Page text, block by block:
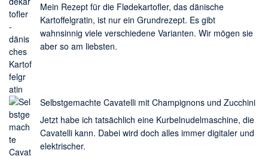
Mein Rezept für die Flødekartofler, das dänische
Kartoffelgratin, ist nur ein Grundrezept. Es gibt
wahnsinnig viele verschiedene Varianten. Wir mögen sie
aber so am liebsten.
Selbstgemachte Cavatelli mit Champignons und Zucchini
Jetzt habe ich tatsächlich eine Kurbelnudelmaschine, die
Cavatelli kann. Dabei wird doch alles immer digitaler und
elektrischer.